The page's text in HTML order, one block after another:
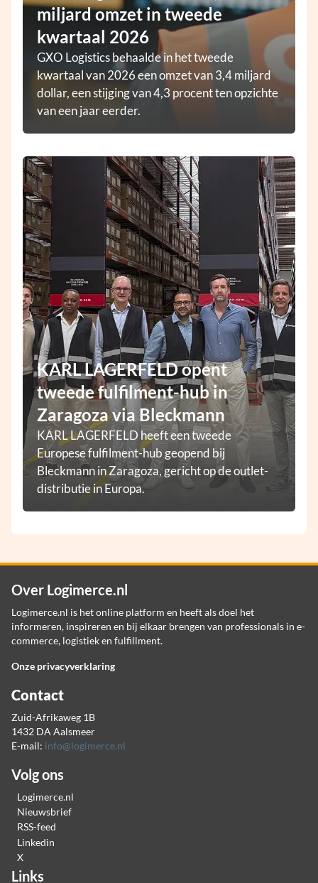
miljard omzet in tweede
kwartaal 2026
GXO Logistics behaalde in het tweede
kwartaal van 2026 een omzet van 3,4 miljard
dollar, een stijging van 4,3 procent ten opzichte
van een jaar eerder.
KARL LAGERFELD opent
tweede fulfilment-hub in
Zaragoza via Bleckmann
KARL LAGERFELD heeft een tweede
Europese fulfilment-hub geopend bij
Bleckmann in Zaragoza, gericht op de outlet-
distributie in Europa.
Over Logimerce.nl
Logimerce.nl is het online platform en heeft als doel het
informeren, inspireren en bij elkaar brengen van professionals in e-
commerce, logistiek en fulfillment.
Onze privacyverklaring
Contact
Zuid-Afrikaweg 1B
1432 DA Aalsmeer
E-mail: info@logimerce.nl
Volg ons
Logimerce.nl
Nieuwsbrief
RSS-feed
Linkedin
X
Links